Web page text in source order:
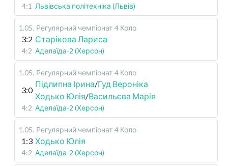
4:1 Львівська політехніка (Львів)
1.05. Регулярний чемпіонат 4 Коло
3:2 Старікова Лариса
4:2 Аделаїда-2 (Херсон)
1.05. Регулярний чемпіонат 4 Коло
3:0
Підлипна Ірина/Гуд Вероніка
Ходько Юлія/Васильєва Марія
4:2 Аделаїда-2 (Херсон)
1.05. Регулярний чемпіонат 4 Коло
1:3 Ходько Юлія
4:2 Аделаїда-2 (Херсон)